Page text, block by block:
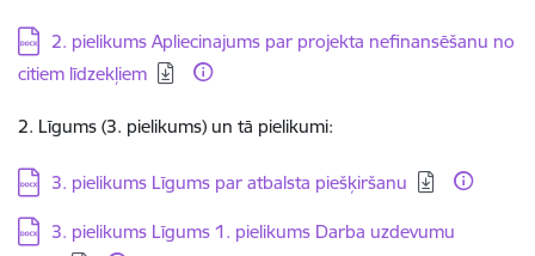
Lejupielādēt:
2. pielikums Apliecinajums par projekta nefinansēšanu no
citiem līdzekļiem
2. Līgums (3. pielikums) un tā pielikumi:
Lejupielādēt:
3. pielikums Līgums par atbalsta piešķiršanu
Lejupielādēt:
3. pielikums Līgums 1. pielikums Darba uzdevumu